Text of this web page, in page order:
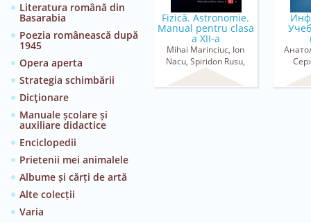
Literatura română din
Basarabia
Poezia românească după
1945
Opera aperta
Strategia schimbării
Dicţionare
Manuale școlare și
auxiliare didactice
Enciclopedii
Prietenii mei animalele
Albume și cărți de artă
Alte colecții
Varia
Fizică. Astronomie.
Manual pentru clasa
a XII-a
Mihai Marinciuc, Ion
Nacu, Spiridon Rusu,
Ștefan Tiron